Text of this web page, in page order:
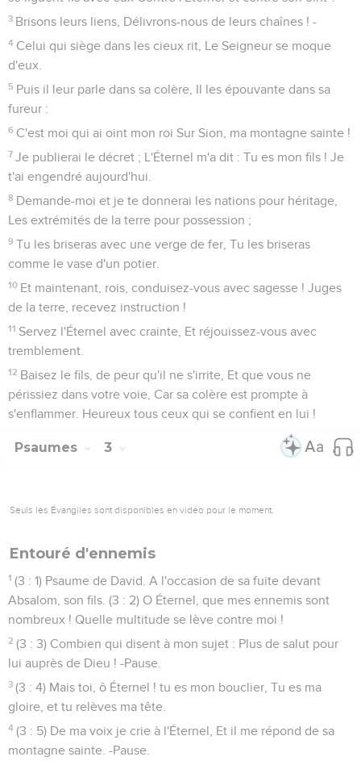
3 Brisons leurs liens, Délivrons-nous de leurs chaînes ! -
4 Celui qui siège dans les cieux rit, Le Seigneur se moque
d'eux.
5 Puis il leur parle dans sa colère, Il les épouvante dans sa
fureur :
6 C'est moi qui ai oint mon roi Sur Sion, ma montagne sainte !
7 Je publierai le décret ; L'Éternel m'a dit : Tu es mon fils ! Je
t'ai engendré aujourd'hui.
8 Demande-moi et je te donnerai les nations pour héritage,
Les extrémités de la terre pour possession ;
9 Tu les briseras avec une verge de fer, Tu les briseras
comme le vase d'un potier.
10 Et maintenant, rois, conduisez-vous avec sagesse ! Juges
de la terre, recevez instruction !
11 Servez l'Éternel avec crainte, Et réjouissez-vous avec
tremblement.
12 Baisez le fils, de peur qu'il ne s'irrite, Et que vous ne
périssiez dans votre voie, Car sa colère est prompte à
s'enflammer. Heureux tous ceux qui se confient en lui !
Psaumes 3
Seuls les Évangiles sont disponibles en vidéo pour le moment.
Entouré d'ennemis
1 (3 : 1) Psaume de David. A l'occasion de sa fuite devant
Absalom, son fils. (3 : 2) O Éternel, que mes ennemis sont
nombreux ! Quelle multitude se lève contre moi !
2 (3 : 3) Combien qui disent à mon sujet : Plus de salut pour
lui auprès de Dieu ! -Pause.
3 (3 : 4) Mais toi, ô Éternel ! tu es mon bouclier, Tu es ma
gloire, et tu relèves ma tête.
4 (3 : 5) De ma voix je crie à l'Éternel, Et il me répond de sa
montagne sainte. -Pause.